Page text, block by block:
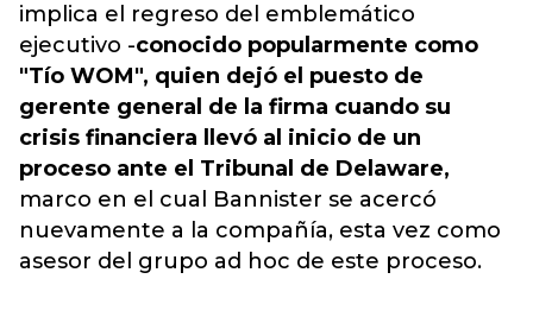
implica el regreso del emblemático
ejecutivo -conocido popularmente como
"Tío WOM", quien dejó el puesto de
gerente general de la firma cuando su
crisis financiera llevó al inicio de un
proceso ante el Tribunal de Delaware,
marco en el cual Bannister se acercó
nuevamente a la compañía, esta vez como
asesor del grupo ad hoc de este proceso.